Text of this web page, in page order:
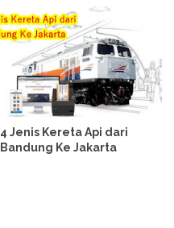
4 Jenis Kereta Api dari
Bandung Ke Jakarta